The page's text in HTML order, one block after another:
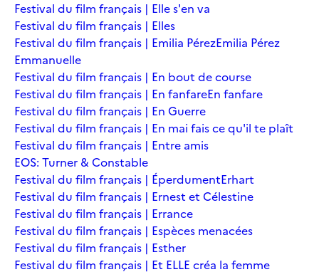
Festival du film français | Elle s'en va
Festival du film français | Elles
Festival du film français | Emilia PérezEmilia Pérez
Emmanuelle
Festival du film français | En bout de course
Festival du film français | En fanfareEn fanfare
Festival du film français | En Guerre
Festival du film français | En mai fais ce qu'il te plaît
Festival du film français | Entre amis
EOS: Turner & Constable
Festival du film français | ÉperdumentErhart
Festival du film français | Ernest et Célestine
Festival du film français | Errance
Festival du film français | Espèces menacées
Festival du film français | Esther
Festival du film français | Et ELLE créa la femme